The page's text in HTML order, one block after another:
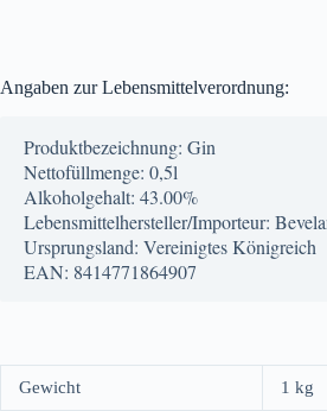
Angaben zur Lebensmittelverordnung:
Produktbezeichnung: Gin
Nettofüllmenge: 0,5l
Alkoholgehalt: 43.00%
Lebensmittelhersteller/Importeur:
Ursprungsland: Vereinigtes Königreich
EAN: 8414771864907
Gewicht 1 kg